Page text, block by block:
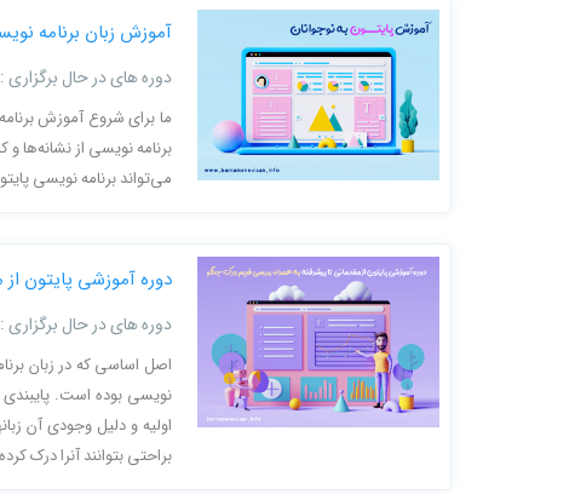
آموزش زبان برنامه
دوره های در حال برگزاری :
ما برای شروع آموزش
برنامه نویسی از نشانه‌ها
می‌تواند برنامه نویسی
دوره آموزشی پایتون
دوره های در حال برگزاری :
اصل اساسی که در زبان
نویسی بوده است. پایبندی
اولیه و دلیل وجودی آن
براحتی بتوانند آنرا درک